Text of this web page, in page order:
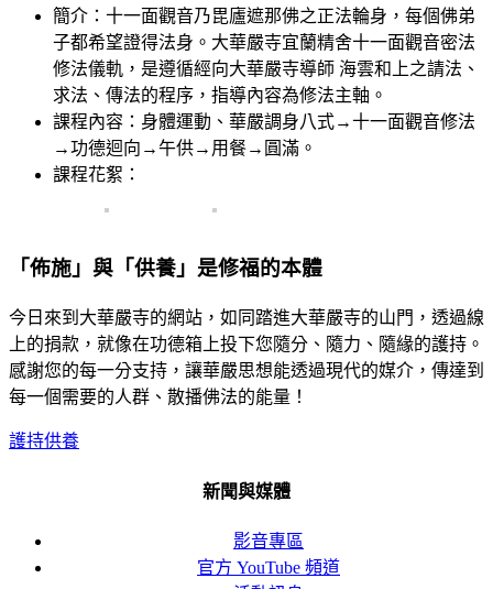
簡介：十一面觀音乃毘廬遮那佛之正法輪身，每個佛弟
子都希望證得法身。大華嚴寺宜蘭精舍十一面觀音密法
修法儀軌，是遵循經向大華嚴寺導師 海雲和上之請法、
求法、傳法的程序，指導內容為修法主軸。
課程內容：身體運動、華嚴調身八式→十一面觀音修法
→功德迴向→午供→用餐→圓滿。
課程花絮：
「佈施」與「供養」是修福的本體
今日來到大華嚴寺的網站，如同踏進大華嚴寺的山門，透過線
上的捐款，就像在功德箱上投下您隨分、隨力、隨緣的護持。
感謝您的每一分支持，讓華嚴思想能透過現代的媒介，傳達到
每一個需要的人群、散播佛法的能量！
護持供養
新聞與媒體
影音專區
官方 YouTube 頻道